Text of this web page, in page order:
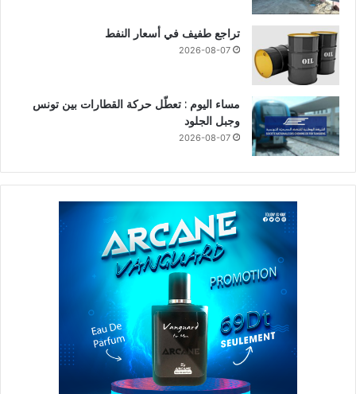
تراجع طفيف في أسعار النفط
2026-08-07
مساء اليوم : تعطّل حركة القطارات بين تونس
وجبل الجلود
2026-08-07